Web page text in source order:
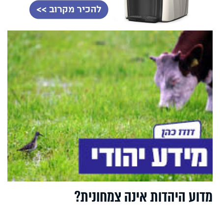
מדוע היהדות אינה צמחונית?